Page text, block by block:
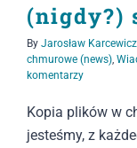
(nigdy?)
By Jarosław Karcewicz
chmurowe (news)
komentarzy
Kopia plików w
jesteśmy, z